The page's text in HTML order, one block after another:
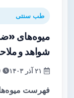
طب سنتی
میوه‌های
شواهد و
فهرست